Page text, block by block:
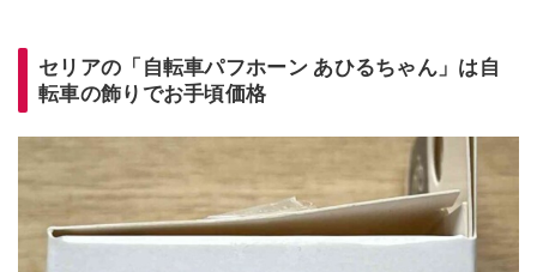
セリアの「自転車パフホーン あひるちゃん」は自
転車の飾りでお手頃価格